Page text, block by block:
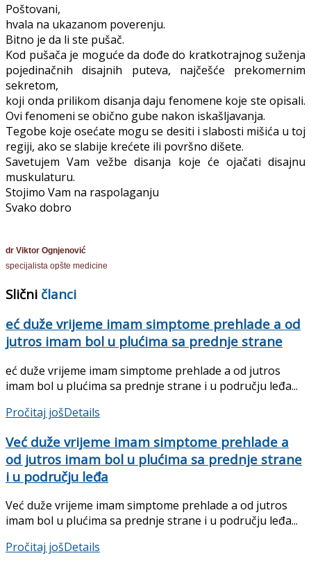
Poštovani,
hvala na ukazanom poverenju.
Bitno je da li ste pušač.
Kod pušača je moguće da dođe do kratkotrajnog suženja
pojedinačnih disajnih puteva, najčešće prekomernim
sekretom,
koji onda prilikom disanja daju fenomene koje ste opisali.
Ovi fenomeni se obično gube nakon iskašljavanja.
Tegobe koje osećate mogu se desiti i slabosti mišića u toj
regiji, ako se slabije krećete ili površno dišete.
Savetujem Vam vežbe disanja koje će ojačati disajnu
muskulaturu.
Stojimo Vam na raspolaganju
Svako dobro
dr Viktor Ognjenović
specijalista opšte medicine
Slični članci
eć duže vrijeme imam simptome prehlade a od
jutros imam bol u plućima sa prednje strane
eć duže vrijeme imam simptome prehlade a od jutros
imam bol u plućima sa prednje strane i u području leđa...
Pročitaj jošDetails
Već duže vrijeme imam simptome prehlade a
od jutros imam bol u plućima sa prednje strane
i u području leđa
Već duže vrijeme imam simptome prehlade a od jutros
imam bol u plućima sa prednje strane i u području leđa...
Pročitaj jošDetails